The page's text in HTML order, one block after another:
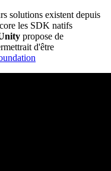
solutions existent depuis
les SDK natifs
propose de
d'être